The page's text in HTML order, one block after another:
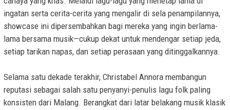
ingatan serta cerita-cerita yang mengalir di sela penampilannya,
showcase ini dipersembahkan bagi mereka yang ingin berlama-
lama bersama musik—cukup dekat untuk mendengar setiap jeda,
setiap tarikan napas, dan setiap perasaan yang ditinggalkannya.
Selama satu dekade terakhir, Christabel Annora membangun
reputasi sebagai salah satu penyanyi-penulis lagu folk paling
konsisten dari Malang. Berangkat dari latar belakang musik klasik